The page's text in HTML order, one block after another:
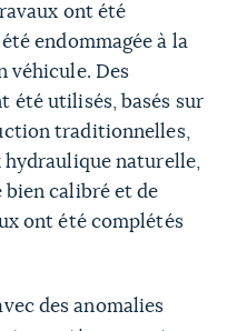
ont été
endommagée à la
véhicule. Des
été utilisés, basés sur
traditionnelles,
hydraulique naturelle,
bien calibré et de
ont été complétés
des anomalies